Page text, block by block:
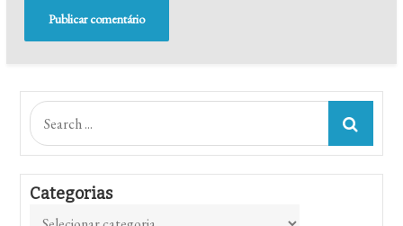
Search
for:
Categorias
Categorias